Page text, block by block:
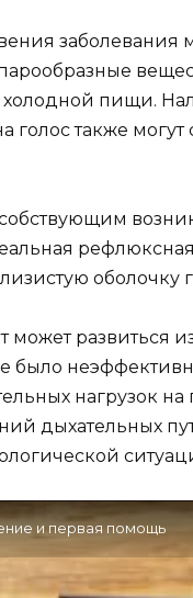
заболевания
пищи.
голос также
оболочку
развиться
было
нагрузок на
дыхательных
и первая помощь